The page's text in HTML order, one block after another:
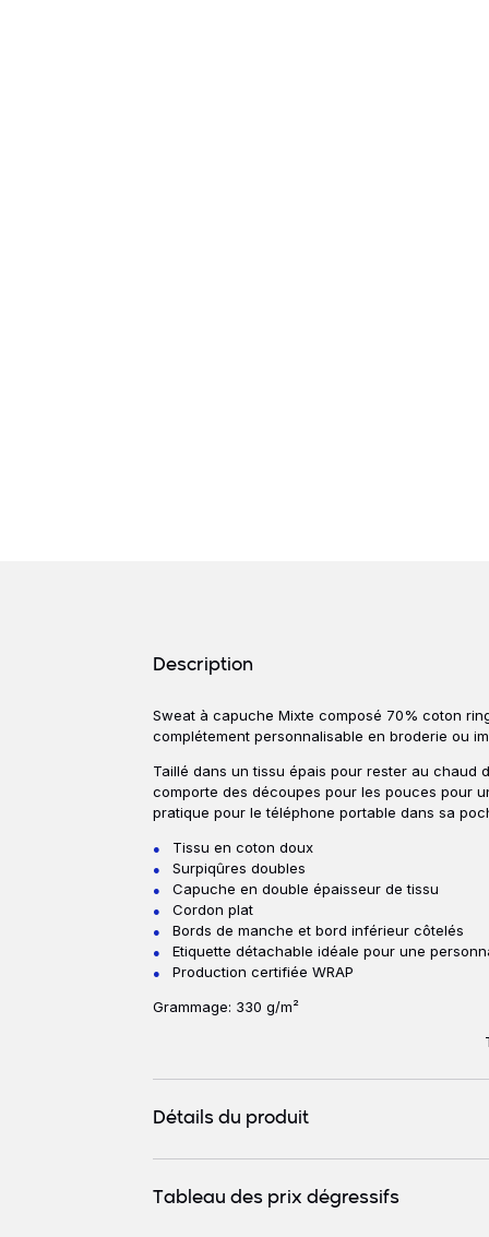
Détails produits
Description
Description
Sweat à capuche Mixte composé 70% coton
complétement personnalisable en broderie ou
Taillé dans un tissu épais pour rester au chaud
comporte des découpes pour les pouces pour
pratique pour le téléphone portable dans sa
Tissu en coton doux
Surpiqûres doubles
Capuche en double épaisseur de tissu
Cordon plat
Bords de manche et bord inférieur côtelés
Etiquette détachable idéale pour une
Production certifiée WRAP
Grammage: 330 g/m²
Détails du produit
Tableau des prix dégressifs